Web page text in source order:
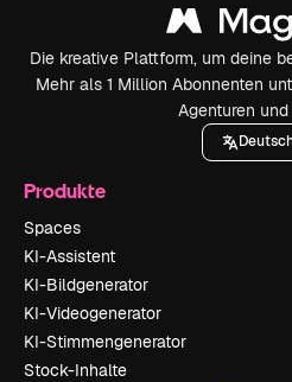
Die kreative Plattform, um deine
Mehr als 1 Million Abonnenten
Agenturen
Produkte
Spaces
KI-Assistent
KI-Bildgenerator
KI-Videogenerator
KI-Stimmengenerator
Stock-Inhalte